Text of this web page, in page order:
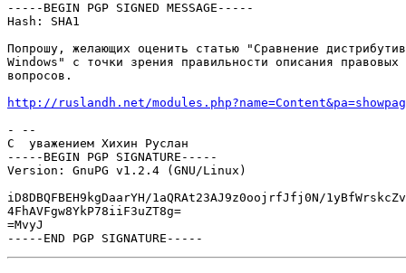
-----BEGIN PGP SIGNED MESSAGE-----
Hash: SHA1
Попрошу, желающих оценить статью "Сравнение
Windows" с точки зрения правильности описания
вопросов.
http://ruslandh.net/
- --
С  уважением Хихин Руслан
-----BEGIN PGP SIGNATURE-----
Version: GnuPG v1.2.4 (GNU/Linux)
iD8DBQFBEH9kgDaarYH/1aQRAt23AJ9z0oojrfJfj0N/
4FhAVFgw8YkP78iiF3uZT8g=
=MvyJ